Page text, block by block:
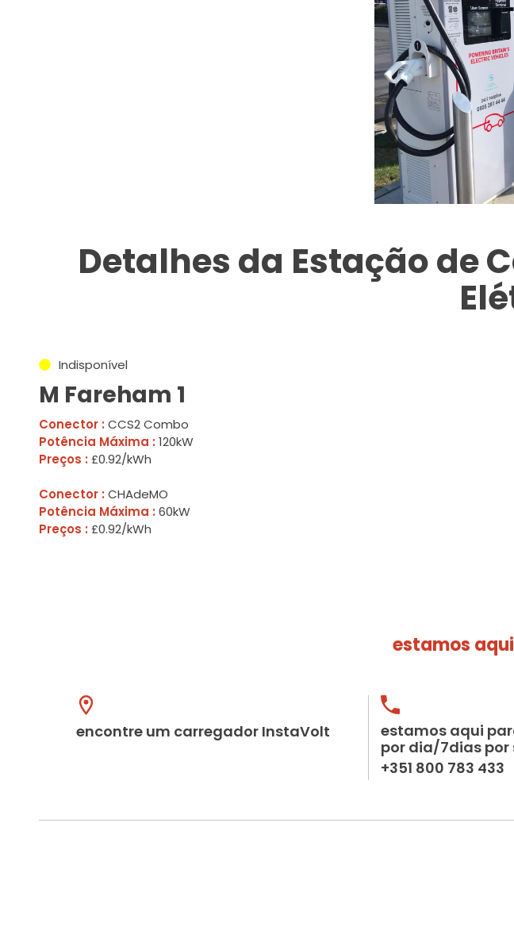
Detalhes da Estação de
Indisponível
M Fareham 1
Conector : CCS2 Combo
Potência Máxima : 120kW
Preços : £0.92/kWh
Conector : CHAdeMO
Potência Máxima : 60kW
Preços : £0.92/kWh
estamos
encontre um carregador InstaVolt
estamos aqui
por dia/7dias por
+351 800 783 433